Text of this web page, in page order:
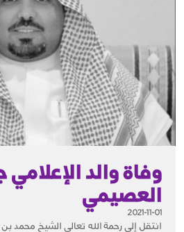
وفاة والد الإعلامي
العصيمي
2021-11-01
انتقل إلى رحمة الله تعالى الشيخ محمد